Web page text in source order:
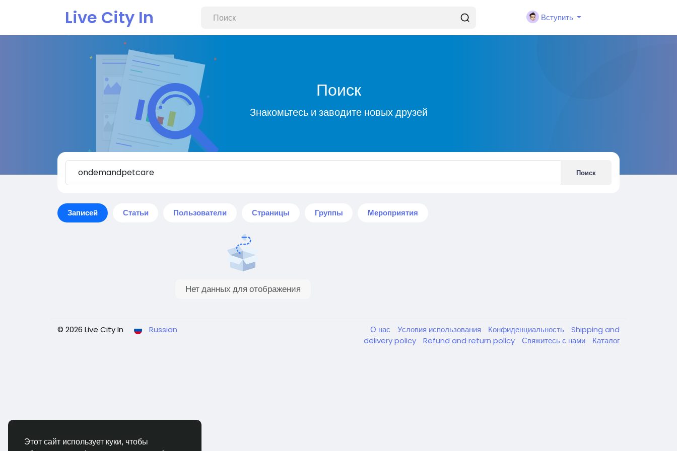
Этот сайт использует куки, чтобы
Live City In Вступить
Поиск
Знакомьтесь и заводите новых друзей
Поиск
Записей Статьи Пользователи Страницы Группы Мероприятия
Нет данных для отображения
© 2026 Live City In Russian О нас Условия использования Конфиденциальность
Shipping and
delivery policy
Refund and return policy Свяжитесь с нами Каталог